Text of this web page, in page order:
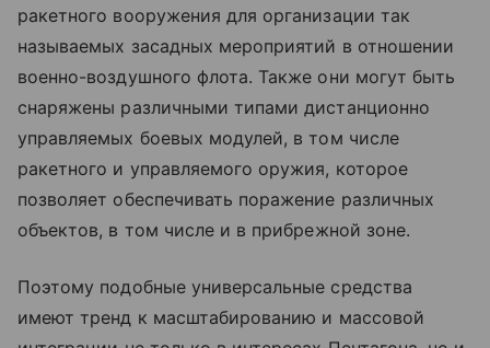
ракетного вооружения для организации так
называемых засадных мероприятий в отношении
военно-воздушного флота. Также они могут быть
снаряжены различными типами дистанционно
управляемых боевых модулей, в том числе
ракетного и управляемого оружия, которое
позволяет обеспечивать поражение различных
объектов, в том числе и в прибрежной зоне.
Поэтому подобные универсальные средства
имеют тренд к масштабированию и массовой